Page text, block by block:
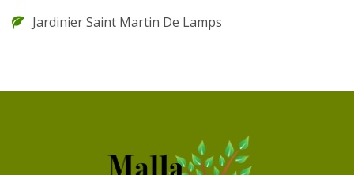
Jardinier Saint Martin De Lamps